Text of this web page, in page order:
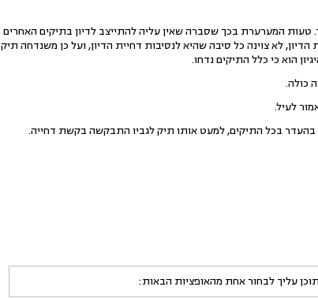
המערערת בכך שסברה שאין עליה להתייצב לדיון בתיקים האחרים
08, לביו התקבלה הודעת דחיית הדיון, לא צוינה כל סיבה שהיא לנסיבות דחיית הדיון, ועל כן משנדחה תיק
הוא כי כלל התיקים נדחו.
כולה.
לעיל.
בכל התיקים, למעט אותו תיק לגביו התבקשה בקשת דחייה.
עליך לבחור אחת מהאופציות הבאות: